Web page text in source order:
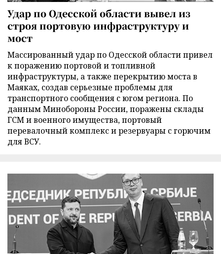
Удар по Одесской области вывел из
строя портовую инфраструктуру и
мост
Массированный удар по Одесской области привел
к поражению портовой и топливной
инфраструктуры, а также перекрытию моста в
Маяках, создав серьезные проблемы для
транспортного сообщения с югом региона. По
данным Минобороны России, поражены склады
ГСМ и военного имущества, портовый
перевалочный комплекс и резервуары с горючим
для ВСУ.